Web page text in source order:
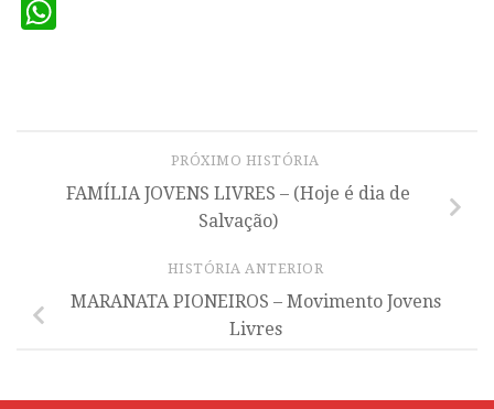
PRÓXIMO HISTÓRIA
FAMÍLIA JOVENS LIVRES – (Hoje é dia de
Salvação)
HISTÓRIA ANTERIOR
MARANATA PIONEIROS – Movimento Jovens
Livres